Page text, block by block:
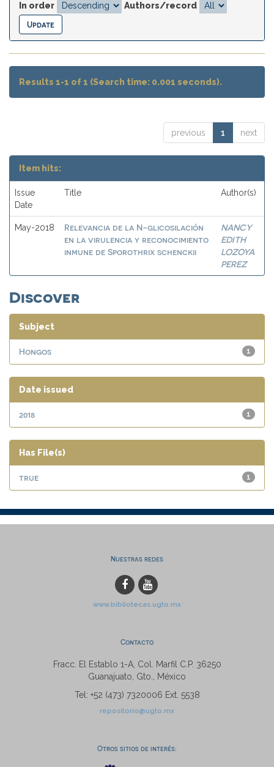
In order
Authors/record
Results 1-1 of 1 (Search time: 0.001 seconds).
previous 1 next
Item hits:
Issue
Date
Title Author(s)
May-2018
Relevancia de la N-glicosilación
en la virulencia y reconocimiento
inmune de Sporothrix schenckii
NANCY
EDITH
LOZOYA
PEREZ
Discover
Subject
1
Hongos
Date issued
1
2018
Has File(s)
1
true
Nuestras redes
www.bibliotecas.ugto.mx
Contacto
Fracc. El Establo 1-A, Col. Marfil C.P. 36250
Guanajuato, Gto., México
Tel: +52 (473) 7320006 Ext. 5538
repositorio@ugto.mx
Otros sitios de interés: